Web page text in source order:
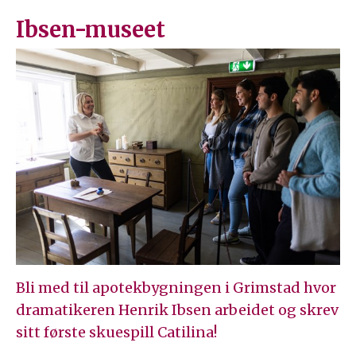
Ibsen-museet
Bli med til apotekbygningen i Grimstad hvor
dramatikeren Henrik Ibsen arbeidet og skrev
sitt første skuespill Catilina!